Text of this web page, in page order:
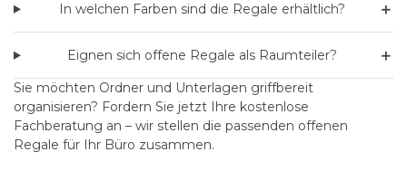
In welchen Farben sind die Regale erhältlich? ＋
Eignen sich offene Regale als Raumteiler? ＋
Sie möchten Ordner und Unterlagen griffbereit
organisieren? Fordern Sie jetzt Ihre kostenlose
Fachberatung an – wir stellen die passenden offenen
Regale für Ihr Büro zusammen.